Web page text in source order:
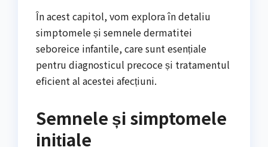
În acest capitol, vom explora în detaliu
simptomele și semnele dermatitei
seboreice infantile, care sunt esențiale
pentru diagnosticul precoce și tratamentul
eficient al acestei afecțiuni.
Semnele și simptomele
inițiale